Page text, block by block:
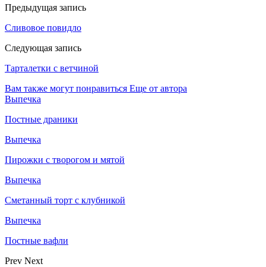
Предыдущая запись
Сливовое повидло
Следующая запись
Тарталетки с ветчиной
Вам также могут понравиться Еще от автора
Выпечка
Постные драники
Выпечка
Пирожки с творогом и мятой
Выпечка
Сметанный торт с клубникой
Выпечка
Постные вафли
Prev Next